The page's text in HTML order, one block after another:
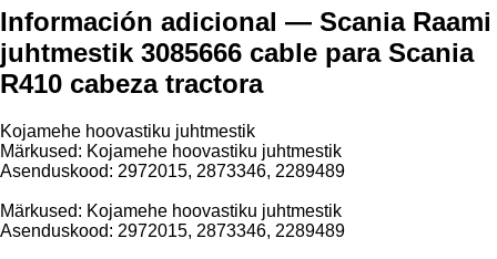
Información adicional — Scania Raami
juhtmestik 3085666 cable para Scania
R410 cabeza tractora
Kojamehe hoovastiku juhtmestik
Märkused: Kojamehe hoovastiku juhtmestik
Asenduskood: 2972015, 2873346, 2289489
Märkused: Kojamehe hoovastiku juhtmestik
Asenduskood: 2972015, 2873346, 2289489